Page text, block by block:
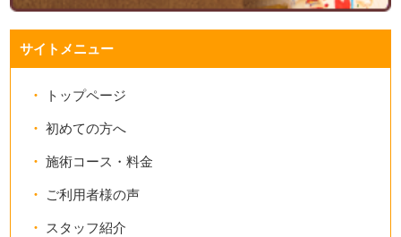
サイトメニュー
トップページ
初めての方へ
施術コース・料金
ご利用者様の声
スタッフ紹介